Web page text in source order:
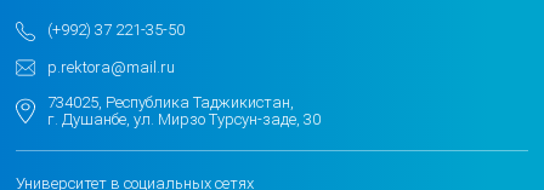
(+992) 37 221-35-50
p.rektora@mail.ru
734025, Республика Таджикистан,
г. Душанбе, ул. Мирзо Турсун-заде, 30
Университет в социальных сетях